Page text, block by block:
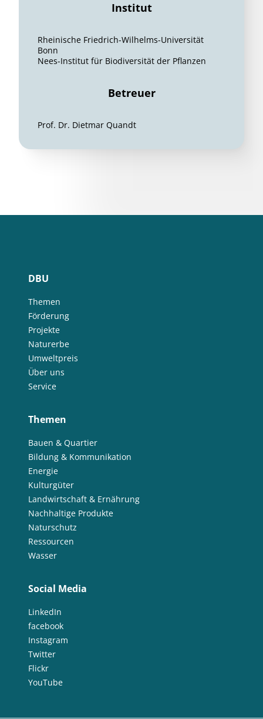
Institut
Rheinische Friedrich-Wilhelms-Universität
Bonn
Nees-Institut für Biodiversität der Pflanzen
Betreuer
Prof. Dr. Dietmar Quandt
DBU
Themen
Förderung
Projekte
Naturerbe
Umweltpreis
Über uns
Service
Themen
Bauen & Quartier
Bildung & Kommunikation
Energie
Kulturgüter
Landwirtschaft & Ernährung
Nachhaltige Produkte
Naturschutz
Ressourcen
Wasser
Social Media
LinkedIn
facebook
Instagram
Twitter
Flickr
YouTube